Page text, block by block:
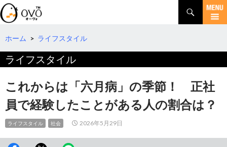
検
索
コ
テ
ツ
へ
動
ホーム > ライフスタイル
ライフスタイル
これからは「六月病」の季節！ 正社
員で経験したことがある人の割合は？
ライフスタイル 社会 2026年5月29日